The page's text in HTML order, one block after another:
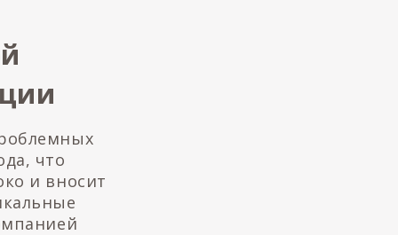
что
и вносит